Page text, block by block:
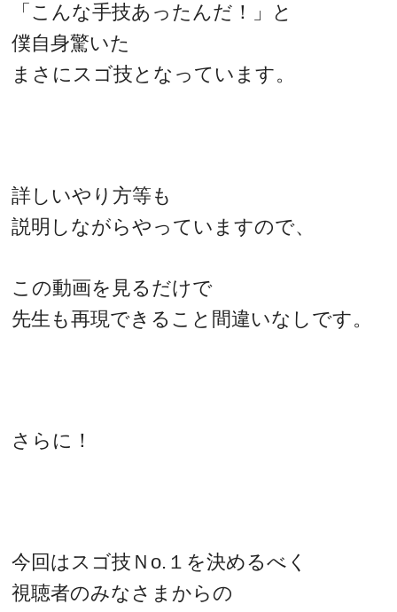
「こんな手技あったんだ！」と
僕自身驚いた
まさにスゴ技となっています。
詳しいやり方等も
説明しながらやっていますので、
この動画を見るだけで
先生も再現できること間違いなしです。
さらに！
今回はスゴ技Ｎo.１を決めるべく
視聴者のみなさまからの